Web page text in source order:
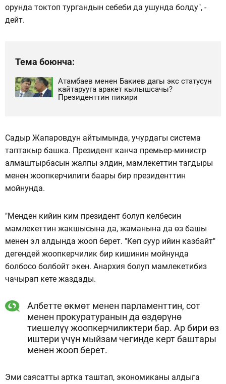
орунда токтоп тургандын себеби да ушунда болду", -
дейт.
Тема боюнча:
Атамбаев менен Бакиев дагы экс статусун
кайтарууга аракет кылышсачы?
Президенттин пикири
Садыр Жапаровдун айтымында, учурдагы система
таптакыр башка. Президент канча премьер-министр
алмаштырбасын жалпы элдин, мамлекеттин тагдыры
менен жоопкерчилиги баары бир президенттин
мойнунда.
"Менден кийин ким президент болуп келбесин
мамлекеттин жакшысына да, жаманына да өз башы
менен эл алдында жооп берет. "Көп суур ийин казбайт"
дегендей жоопкерчилик бир кишинин мойнунда
болбосо болбойт экен. Анархия болуп мамлекетибиз
чачырап кете жаздады.
Албетте өкмөт менен парламенттин, сот
менен прокуратуранын да өздөрүнө
тиешелүү жоопкерчиликтери бар. Ар бири өз
иштери үчүн мыйзам чегинде керт баштары
менен жооп берет.
Эми саясатты артка таштап, экономиканы алдыга